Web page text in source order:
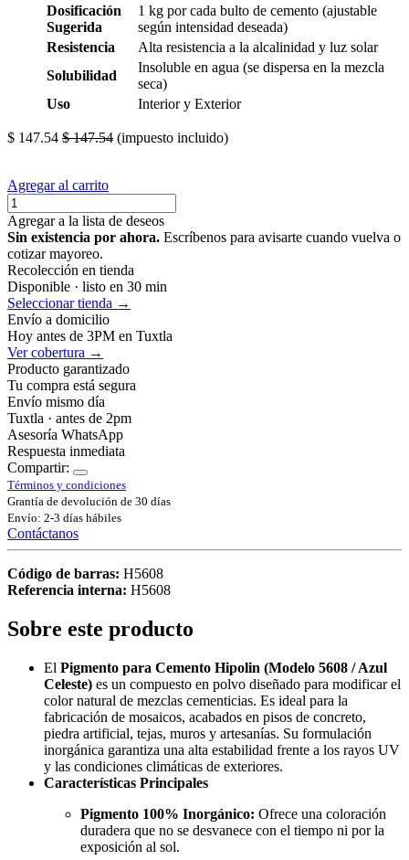
Dosificación
Sugerida
1 kg por cada bulto de cemento (ajustable
según intensidad deseada)
Resistencia
Alta resistencia a la alcalinidad y luz solar
Solubilidad
Insoluble en agua (se dispersa en la mezcla
seca)
Uso
Interior y Exterior
$ 147.54 $147.54 (impuesto incluido)
Agregar al carrito
Agregar a la lista de deseos
Sin existencia por ahora. Escríbenos para avisarte cuando vuelva o
cotizar mayoreo.
Recolección en tienda
Disponible · listo en 30 min
Seleccionar tienda →
Envío a domicilio
Hoy antes de 3PM en Tuxtla
Ver cobertura →
Producto garantizado
Tu compra está segura
Envío mismo día
Tuxtla · antes de 2pm
Asesoría WhatsApp
Respuesta inmediata
Compartir:
Términos y condiciones
Grantía de devolución de 30 días
Envío: 2-3 días hábiles
Contáctanos
Código de barras: H5608
Referencia interna: H5608
Sobre este producto
El Pigmento para Cemento Hipolin (Modelo 5608 / Azul
Celeste) es un compuesto en polvo diseñado para modificar el
color natural de mezclas cementicias. Es ideal para la
fabricación de mosaicos, acabados en pisos de concreto,
piedra artificial, tejas, muros y artesanías. Su formulación
inorgánica garantiza una alta estabilidad frente a los rayos UV
y las condiciones climáticas de exteriores.
Características Principales
Pigmento 100% Inorgánico: Ofrece una coloración
duradera que no se desvanece con el tiempo ni por la
exposición al sol.